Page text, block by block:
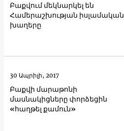
Բաքվում մեկնարկել են
Համերաշխության իսլամական
խաղերը
Բաքվի մարաթոնի
մասնակիցները փորձեցին
«հաղթել քամուն»
30 Ապրիլի, 2017